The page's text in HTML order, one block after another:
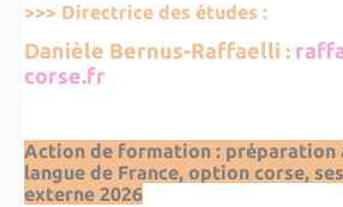
>>> Directrice des études :
Danièle Bernus-Raffaelli :
corse.fr
Action de formation : préparation
langue de France, option corse,
externe 2026